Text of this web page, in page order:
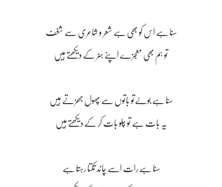
سنا ہے اس کو بھی ہے شعر و شاعری سے شغف
تو ہم بھی معجزے اپنے ہنر کے دیکھتے ہیں
سنا ہے بولےتو باتوں سے پھول جھڑتے ہیں
یہ بات ہے تو چلو بات کر کے دیکھتے ہیں
سنا ہے رات اسے چاند تکتا رہتا ہے